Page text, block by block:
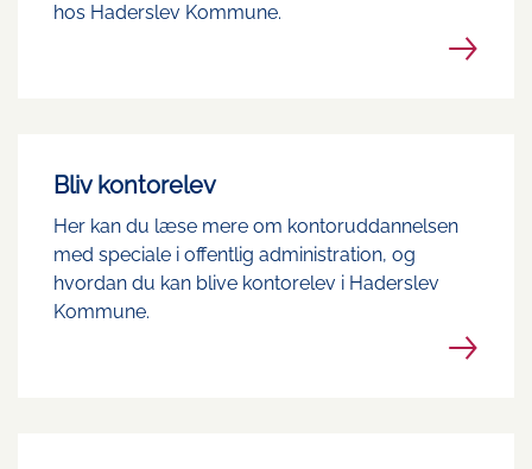
hos Haderslev Kommune.
Bliv kontorelev
Her kan du læse mere om kontoruddannelsen
med speciale i offentlig administration, og
hvordan du kan blive kontorelev i Haderslev
Kommune.